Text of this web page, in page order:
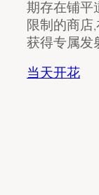
期存在铺平
限制的商店
获得专属发
当天开花